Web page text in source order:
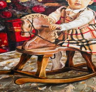
Выберите из списка: